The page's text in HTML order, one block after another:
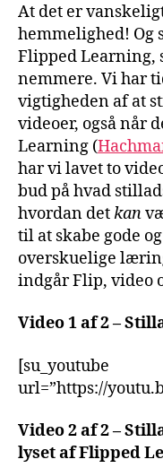
At det er
hemmelighed! Og
Flipped Learning,
nemmere. Vi har
vigtigheden af at
videoer, også når
Learning (
har vi lavet to
bud på hvad
hvordan detkan
til at skabe gode og
overskuelige
indgår Flip, video
Video 1 af 2 –
[su_youtube
url=”https://
Video 2 af 2 –
lyset af Flipped